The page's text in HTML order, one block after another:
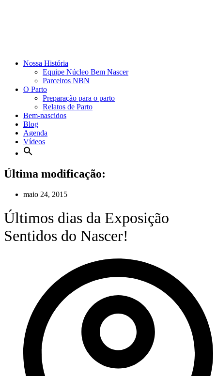
Nossa História
Equipe Núcleo Bem Nascer
Parceiros NBN
O Parto
Preparação para o parto
Relatos de Parto
Bem-nascidos
Blog
Agenda
Vídeos
Última modificação:
maio 24, 2015
Últimos dias da Exposição
Sentidos do Nascer!